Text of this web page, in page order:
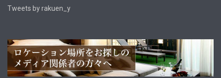
Tweets by rakuen_y